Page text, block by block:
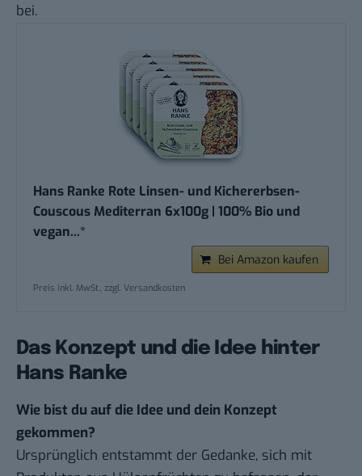
bei.
Hans Ranke Rote Linsen- und Kichererbsen-
Couscous Mediterran 6x100g | 100% Bio und
vegan...*
Bei Amazon kaufen
Preis inkl. MwSt., zzgl. Versandkosten
Das Konzept und die Idee hinter
Hans Ranke
Wie bist du auf die Idee und dein Konzept
gekommen?
Ursprünglich entstammt der Gedanke, sich mit